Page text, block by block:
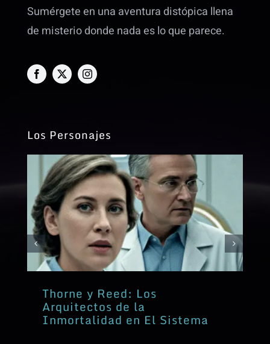
Sumérgete en una aventura distópica llena
de misterio donde nada es lo que parece.
Los Personajes
Thorne y Reed: Los
Arquitectos de la
Inmortalidad en El Sistema